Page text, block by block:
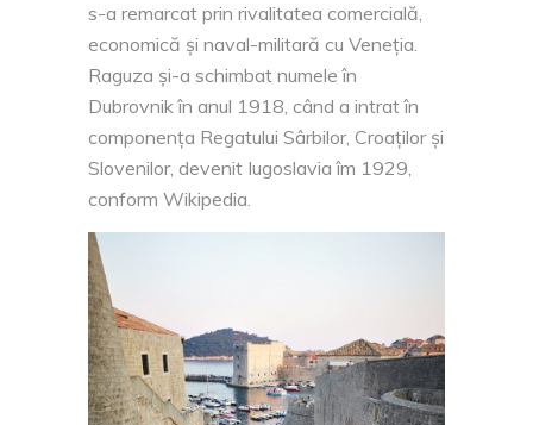
s-a remarcat prin rivalitatea comercială,
economică și naval-militară cu Veneția.
Raguza și-a schimbat numele în
Dubrovnik în anul 1918, când a intrat în
componența Regatului Sârbilor, Croaților și
Slovenilor, devenit Iugoslavia îm 1929,
conform Wikipedia.